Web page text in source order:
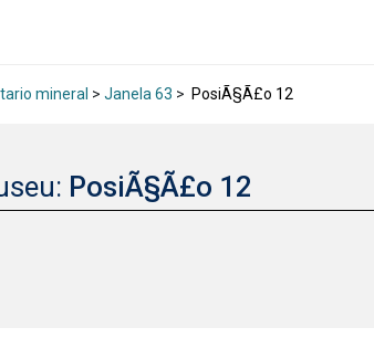
mineral > Janela 63 > PosiÃ§Ã£o 12
PosiÃ§Ã£o 12